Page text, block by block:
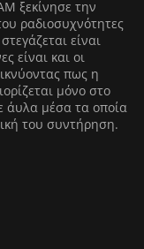
ξεκίνησε την
ραδιοσυχνότητες
είναι
είναι και οι
πως η
μόνο στο
άυλα μέσα τα οποία
του συντήρηση.